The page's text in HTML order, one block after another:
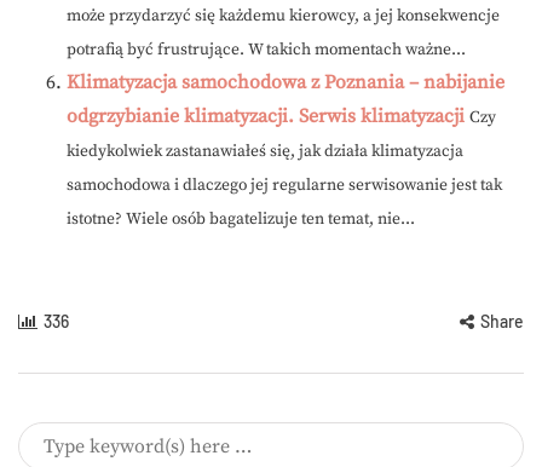
może przydarzyć się każdemu kierowcy, a jej konsekwencje
potrafią być frustrujące. W takich momentach ważne...
Klimatyzacja samochodowa z Poznania – nabijanie
odgrzybianie klimatyzacji. Serwis klimatyzacji Czy
kiedykolwiek zastanawiałeś się, jak działa klimatyzacja
samochodowa i dlaczego jej regularne serwisowanie jest tak
istotne? Wiele osób bagatelizuje ten temat, nie...
336 Share